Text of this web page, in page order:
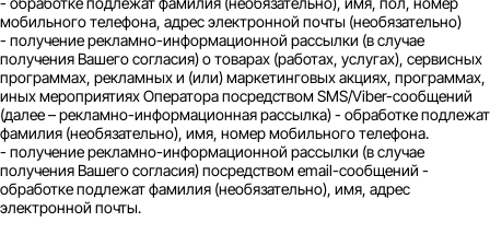
мобильного телефона, адрес электронной почты (необязательно)
- получение рекламно-информационной рассылки (в случае
получения Вашего согласия) о товарах (работах, услугах), сервисных
программах, рекламных и (или) маркетинговых акциях, программах,
иных мероприятиях Оператора посредством SMS/Viber-сообщений
(далее – рекламно-информационная рассылка) - обработке подлежат
фамилия (необязательно), имя, номер мобильного телефона.
- получение рекламно-информационной рассылки (в случае
получения Вашего согласия) посредством email-сообщений -
обработке подлежат фамилия (необязательно), имя, адрес
электронной почты.